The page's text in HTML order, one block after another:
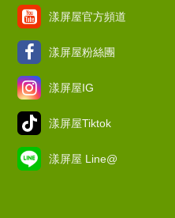
漾屏屋官方頻道
漾屏屋粉絲團
漾屏屋IG
漾屏屋Tiktok
漾屏屋 Line@